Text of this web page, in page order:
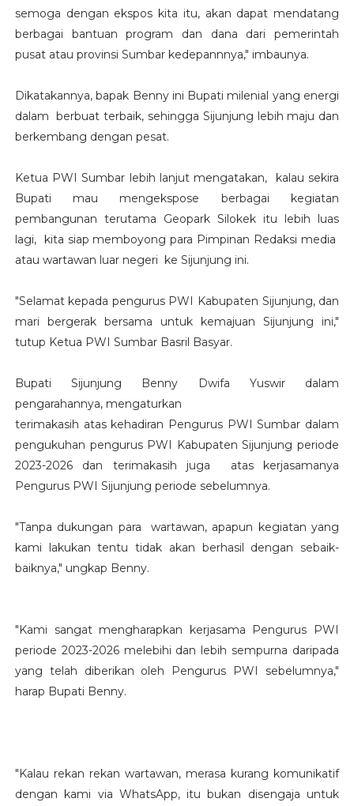
semoga dengan ekspos kita itu, akan dapat mendatang
berbagai bantuan program dan dana dari pemerintah
pusat atau provinsi Sumbar kedepannnya," imbaunya.
Dikatakannya, bapak Benny ini Bupati milenial yang energi
dalam berbuat terbaik, sehingga Sijunjung lebih maju dan
berkembang dengan pesat.
Ketua PWI Sumbar lebih lanjut mengatakan, kalau sekira
Bupati mau mengekspose berbagai kegiatan
pembangunan terutama Geopark Silokek itu lebih luas
lagi, kita siap memboyong para Pimpinan Redaksi media
atau wartawan luar negeri ke Sijunjung ini.
"Selamat kepada pengurus PWI Kabupaten Sijunjung, dan
mari bergerak bersama untuk kemajuan Sijunjung ini,"
tutup Ketua PWI Sumbar Basril Basyar.
Bupati Sijunjung Benny Dwifa Yuswir dalam
pengarahannya, mengaturkan
terimakasih atas kehadiran Pengurus PWI Sumbar dalam
pengukuhan pengurus PWI Kabupaten Sijunjung periode
2023-2026 dan terimakasih juga atas kerjasamanya
Pengurus PWI Sijunjung periode sebelumnya.
"Tanpa dukungan para wartawan, apapun kegiatan yang
kami lakukan tentu tidak akan berhasil dengan sebaik-
baiknya," ungkap Benny.
"Kami sangat mengharapkan kerjasama Pengurus PWI
periode 2023-2026 melebihi dan lebih sempurna daripada
yang telah diberikan oleh Pengurus PWI sebelumnya,"
harap Bupati Benny.
"Kalau rekan rekan wartawan, merasa kurang komunikatif
dengan kami via WhatsApp, itu bukan disengaja untuk